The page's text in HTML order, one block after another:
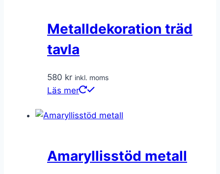
Metalldekoration träd
tavla
580 kr inkl. moms
Läs mer
Amaryllisstöd metall